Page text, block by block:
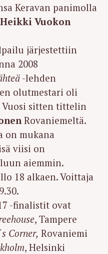
Keravan panimolla
Heikki Vuokon
järjestettiin
2008
-lehden
olutmestari oli
Vuosi sitten tittelin
Rovaniemeltä.
on mukana
viisi on
aiemmin.
18 alkaen. Voittaja
-finalistit ovat
, Tampere
Corner, Rovaniemi
, Helsinki